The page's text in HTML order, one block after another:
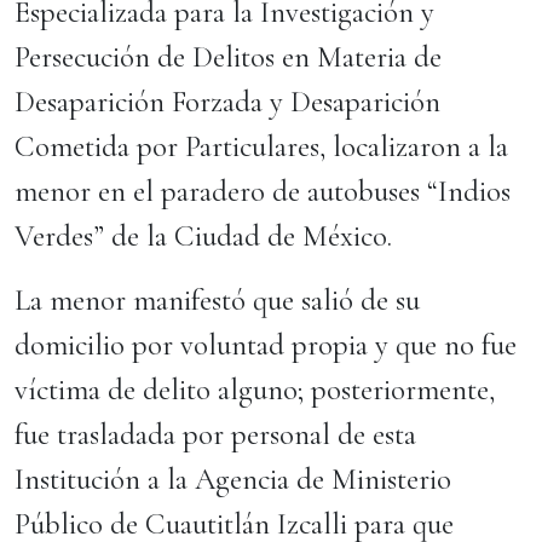
Especializada para la Investigación y
Persecución de Delitos en Materia de
Desaparición Forzada y Desaparición
Cometida por Particulares, localizaron a la
menor en el paradero de autobuses “Indios
Verdes” de la Ciudad de México.
La menor manifestó que salió de su
domicilio por voluntad propia y que no fue
víctima de delito alguno; posteriormente,
fue trasladada por personal de esta
Institución a la Agencia de Ministerio
Público de Cuautitlán Izcalli para que